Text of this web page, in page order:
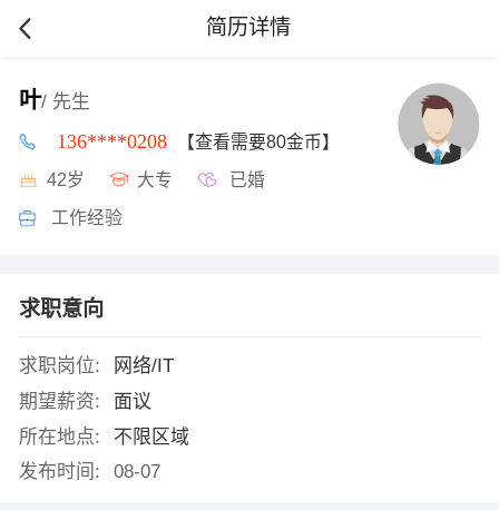
简历详情
叶/ 先生
136****0208 【查看需要80金币】
42岁 大专 已婚
工作经验
求职意向
求职岗位:
网络/IT
期望薪资:
面议
所在地点:
不限区域
发布时间:
08-07